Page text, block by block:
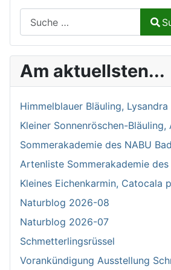
Type 2 or more characters for
Am aktuellsten...
Himmelblauer Bläuling,
Kleiner Sonnenröschen-
Sommerakademie des NABU
Artenliste Sommerakademie
Kleines Eichenkarmin, Catocala
Naturblog 2026-08
Naturblog 2026-07
Schmetterlingsrüssel
Vorankündigung Ausstellung